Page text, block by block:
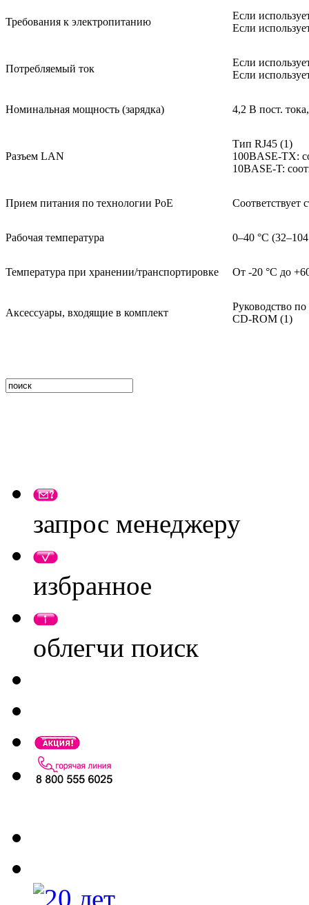
Требования к электропитанию
Если
Если
Потребляемый ток
Если
Если
Номинальная мощность (зарядка) 4,2 В пост.
Разъем LAN
Тип RJ45 (1)
100BASE-TX:
10BASE-T:
Прием питания по технологии PoE Соответствует
Рабочая температура 0–40 °C
Температура при хранении/транспортировке От -20 °C до
Аксессуары, входящие в комплект
Руководство
CD-ROM (1)
запрос менеджеру
избранное
облегчи поиск